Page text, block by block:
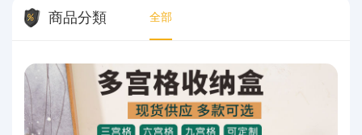
商品分類 全部